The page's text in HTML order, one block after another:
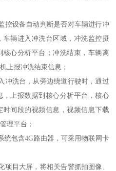
控设备自动判断是否对车辆进行冲
辆进入冲洗台区域，冲洗监控摄
心分析平台；冲洗结束，车辆离
上报冲洗结束信息；
冲洗台，从旁边绕道行驶时，通过
上报数据到核心分析平台，核心
间段的视频信息，视频信息下载
理平台；
统包含4G路由器，可采用物联网卡
目大屏，将相关告警抓拍图像、